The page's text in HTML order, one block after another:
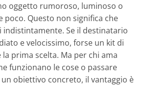
oggetto rumoroso, luminoso o
poco. Questo non significa che
Se il destinatario
e velocissimo, forse un kit di
prima scelta. Ma per chi ama
funzionano le cose o passare
obiettivo concreto, il vantaggio è